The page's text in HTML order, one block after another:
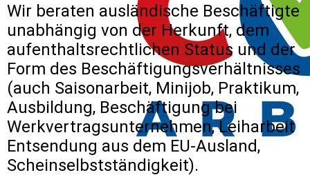
Wir beraten ausländische Beschäftigte
unabhängig von der Herkunft, dem
aufenthaltsrechtlichen Status und der
Form des Beschäftigungsverhältnisses
(auch Saisonarbeit, Minijob, Praktikum,
Ausbildung, Beschäftigung bei
Werkvertragsunternehmen, Leiharbeit
Entsendung aus dem EU-Ausland,
Scheinselbstständigkeit).